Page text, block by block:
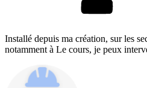
Installé depuis ma création, sur les
notamment à Le cours, je peux